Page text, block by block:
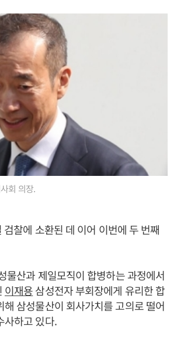
회 의장.
찰에 소환된 데 이어 이번에 두 번째
물산과 제일모직이 합병하는 과정에서
이재용삼성전자 부회장에게 유리한 합
해 삼성물산이 회사가치를 고의로 떨어
사하고 있다.